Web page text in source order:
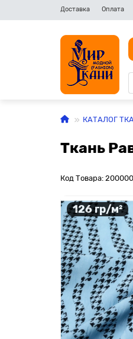
Доставка Оплата
КАТАЛОГ
Ткань
Код Товара:
126 гр/м²